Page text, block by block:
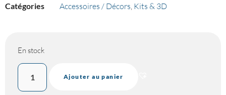
Catégories Accessoires / Décors Kits & 3D
En stock
Ajouter au panier